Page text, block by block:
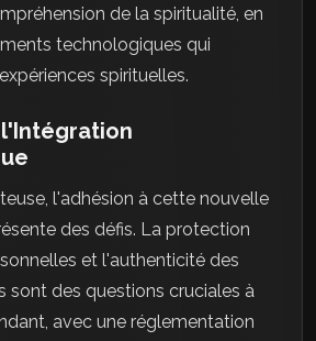
de la spiritualité, en
technologiques qui
spirituelles.
l'Intégration
l'adhésion à cette nouvelle
des défis. La protection
et l'authenticité des
sont des questions cruciales à
avec une réglementation